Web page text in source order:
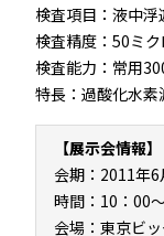
検査項目：液中
検査精度：50ミ
検査能力：常用
特長：過酸化水素
【展示会情報】
会期：2011年
時間：10：00
会場：東京ビ